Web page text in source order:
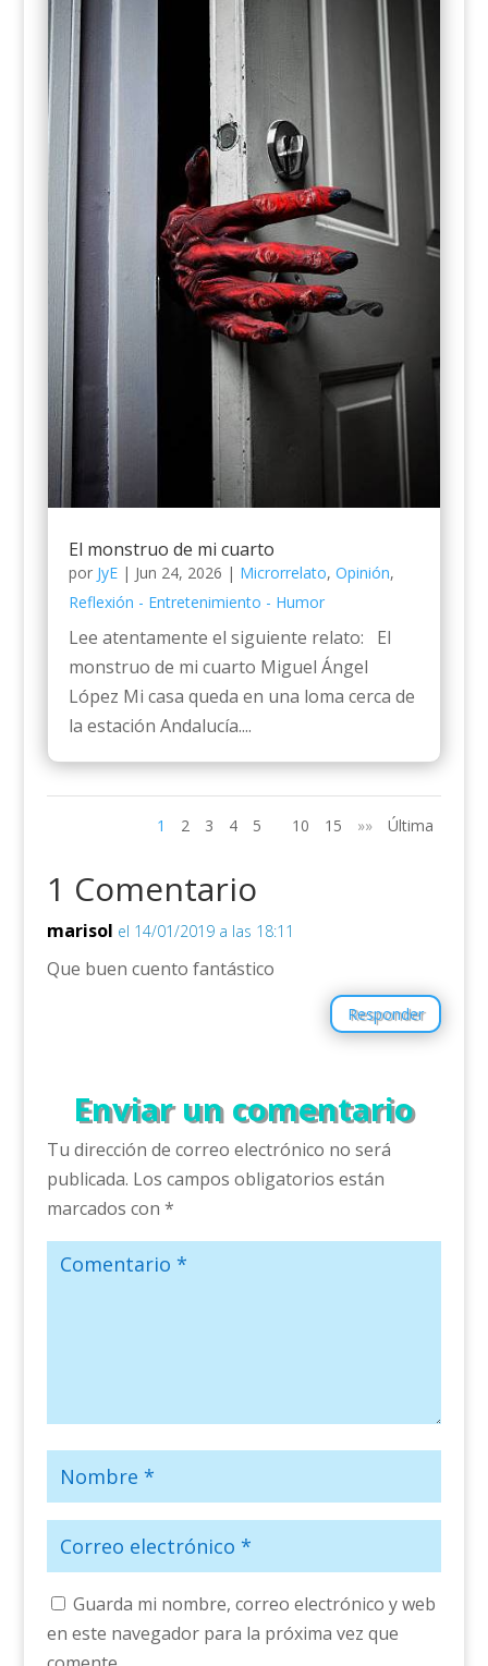
El monstruo de mi cuarto
por JyE| Jun 24, 2026 | Microrrelato, Opinión,
Reflexión - Entretenimiento - Humor
Lee atentamente el siguiente relato: El
monstruo de mi cuarto Miguel Ángel
López Mi casa queda en una loma cerca de
la estación Andalucía....
1 2 3 4 5 10 15 »» Última
1 Comentario
marisol el 14/01/2019 a las 18:11
Que buen cuento fantástico
Responder
Enviar un comentario
Tu dirección de correo electrónico no será
publicada. Los campos obligatorios están
marcados con *
Guarda mi nombre, correo electrónico y web
en este navegador para la próxima vez que